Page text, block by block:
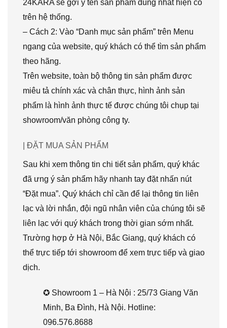
24KARA sẽ gợi ý tên sản phẩm đúng nhất hiện có
trên hệ thống.
– Cách 2: Vào “Danh mục sản phẩm” trên Menu
ngang của website, quý khách có thể tìm sản phẩm
theo hãng.
Trên website, toàn bộ thông tin sản phẩm được
miêu tả chính xác và chân thực, hình ảnh sản
phẩm là hình ảnh thực tế được chúng tôi chụp tại
showroom/văn phòng công ty.
| ĐẶT MUA SẢN PHẨM
Sau khi xem thông tin chi tiết sản phẩm, quý khác
đã ưng ý sản phẩm hãy nhanh tay đặt nhấn nút
“Đặt mua”. Quý khách chỉ cần để lại thông tin liên
lạc và lời nhắn, đội ngũ nhân viên của chúng tôi sẽ
liên lạc với quý khách trong thời gian sớm nhất.
Trường hợp ở Hà Nội, Bắc Giang, quý khách có
thể trực tiếp tới showroom để xem trực tiếp và giao
dịch.
✪ Showroom 1 – Hà Nội : 25/73 Giang Văn
Minh, Ba Đình, Hà Nội. Hotline:
096.576.8688